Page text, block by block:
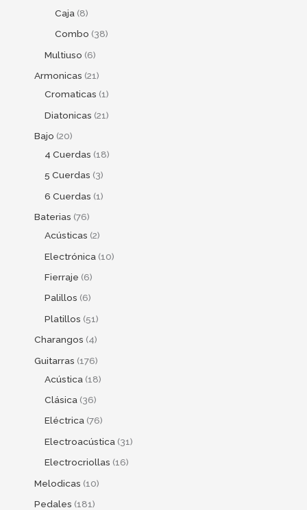
Caja 8
Combo 38
Multiuso 6
Armonicas 21
Cromaticas 1
Diatonicas 21
Bajo 20
4 Cuerdas 18
5 Cuerdas 3
6 Cuerdas 1
Baterias 76
Acústicas 2
Electrónica 10
Fierraje 6
Palillos 6
Platillos 51
Charangos 4
Guitarras 176
Acústica 18
Clásica 36
Eléctrica 76
Electroacústica 31
Electrocriollas 16
Melodicas 10
Pedales 181